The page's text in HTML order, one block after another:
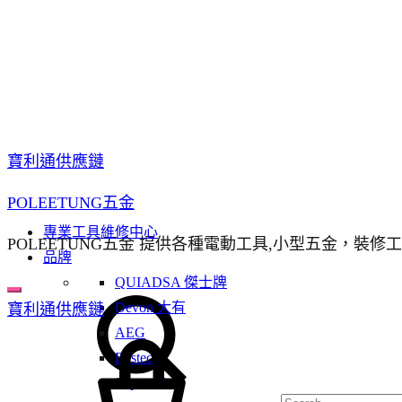
寶利通供應鏈
POLEETUNG五金
POLEETUNG五金 提供各種電動工具,小型五金，裝修
Search
專業工具維修中心
品牌
QUIADSA 傑士牌
Devon 大有
AEG
Bestech
Super Glue
寶利通供應鏈